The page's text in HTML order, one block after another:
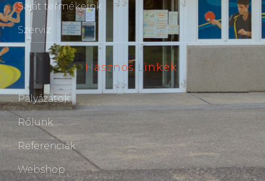
Saját termékeink
Szerviz
Hasznos Linkek
Pályázatok
Rólunk
Referenciák
Webshop